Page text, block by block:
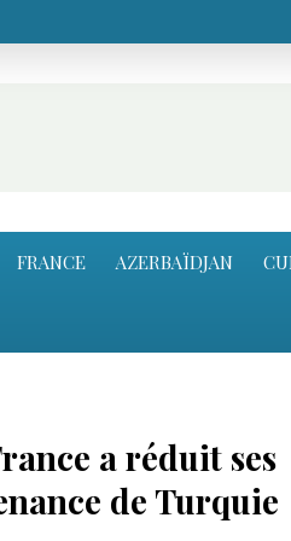
FRANCE AZERBAÏDJAN
a réduit ses
de Turquie